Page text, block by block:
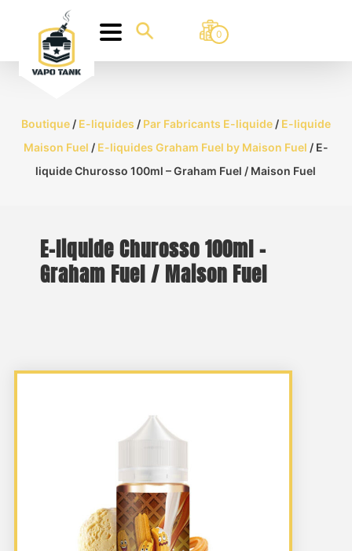
0
Boutique/ E-liquides / Par Fabricants E-liquide/ E-liquide
Maison Fuel / E-liquides Graham Fuel by Maison Fuel / E-
liquide Churosso 100ml – Graham Fuel / Maison Fuel
E-liquide Churosso 100ml –
Graham Fuel / Maison Fuel